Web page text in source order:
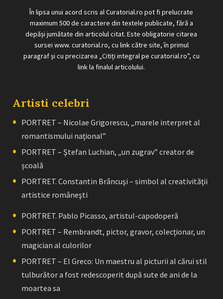
În lipsa unui acord scris al Curatorial.ro pot fi prelucrate
maximum 500 de caractere din textele publicate, fără a
depăși jumătate din articolul citat. Este obligatorie citarea
sursei www. curatorial.ro, cu link către site, în primul
paragraf și cu precizarea „Citiți integral pe curatorial.ro”, cu
link la finalul articolului.
Artisti celebri
PORTRET – Nicolae Grigorescu, „marele interpret al
romantismului naţional”
PORTRET – Ştefan Luchian, „un zugrav” creator de
școală
PORTRET. Constantin Brâncuşi – simbol al creativităţii
artistice româneşti
PORTRET. Pablo Picasso, artistul-capodoperă
PORTRET – Rembrandt, pictor, gravor, colecţionar, un
magician al culorilor
PORTRET – El Greco: Un maestru al picturii al cărui stil
tulburător a fost redescoperit după sute de ani de la
moartea sa